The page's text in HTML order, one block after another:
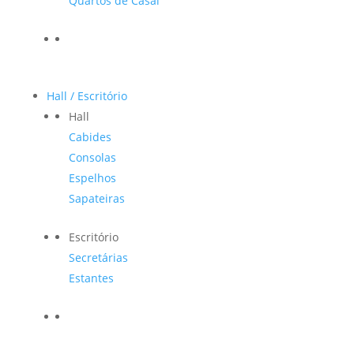
Hall / Escritório
Hall
Cabides
Consolas
Espelhos
Sapateiras
Escritório
Secretárias
Estantes